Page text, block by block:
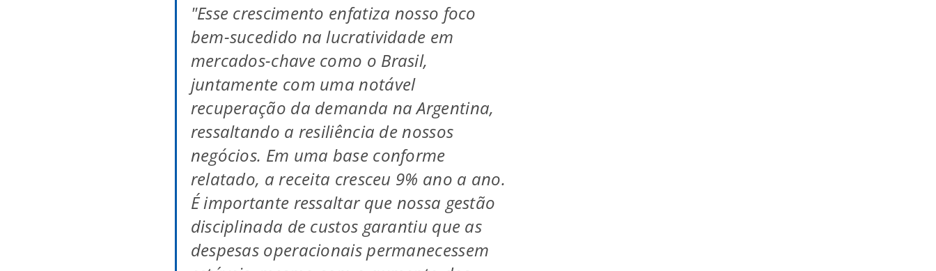
"Esse crescimento enfatiza nosso foco
bem-sucedido na lucratividade em
mercados-chave como o Brasil,
juntamente com uma notável
recuperação da demanda na Argentina,
ressaltando a resiliência de nossos
negócios. Em uma base conforme
relatado, a receita cresceu 9% ano a ano.
É importante ressaltar que nossa gestão
disciplinada de custos garantiu que as
despesas operacionais permanecessem